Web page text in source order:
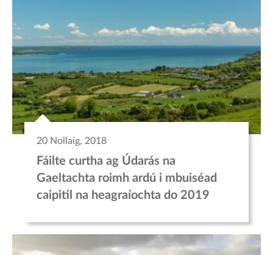
20 Nollaig, 2018
Fáilte curtha ag Údarás na
Gaeltachta roimh ardú i mbuiséad
caipitil na heagraíochta do 2019